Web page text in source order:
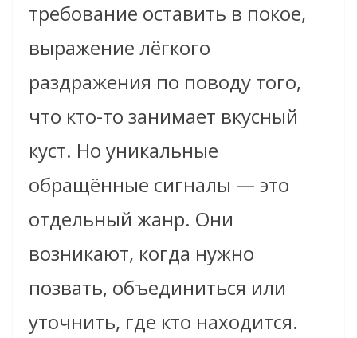
требование оставить в покое,
выражение лёгкого
раздражения по поводу того,
что кто-то занимает вкусный
куст. Но уникальные
обращённые сигналы — это
отдельный жанр. Они
возникают, когда нужно
позвать, объединиться или
уточнить, где кто находится.